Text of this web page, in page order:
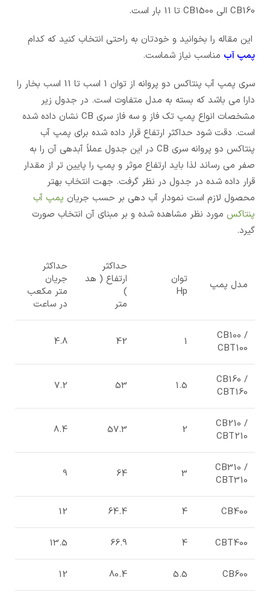
CB160 الی CB1500 تا 11 بار است.
این مقاله را بخوانید و خودتان به راحتی انتخاب کنید که کدام
پمپ آب مناسب نیاز شماست.
سری پمپ آب پنتاکس دو پروانه از توان 1 اسب تا 11 اسب بخار را
دارا می باشد که بسته به مدل متفاوت است. در جدول زیر
مشخصات انواع پمپ تک فاز و سه فاز سری CB نشان داده شده
است. دقت شود حداکثر ارتفاع قرار داده شده برای پمپ آب
پنتاکس دو پروانه سری CB در این جدول عملاً آبدهی آن را به
صفر می رساند لذا باید ارتفاع موثر و پمپ را پایین تر از مقدار
قرار داده شده در جدول در نظر گرفت. جهت انتخاب بهتر
محصول لازم است نمودار آب دهی بر حسب جریان پمپ آب
پنتاکس مورد نظر مشاهده شده و بر مبنای آن انتخاب صورت
گیرد.
مدل پمپ
توان
Hp
حداکثر
ارتفاع ( هد
)
متر
حداکثر
جریان
متر مکعب
در ساعت
CB100 /
CBT100
1
42
4.8
CB160 /
CBT160
1.5
53
7.2
CB210 /
CBT210
2
57.3
8.4
CB310 /
CBT310
3
64
9
CB400
4
64.4
12
CBT400
4
66.9
13.5
CB600
5.5
80.4
12